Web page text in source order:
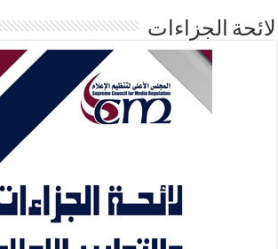
لائحة الجزاءات